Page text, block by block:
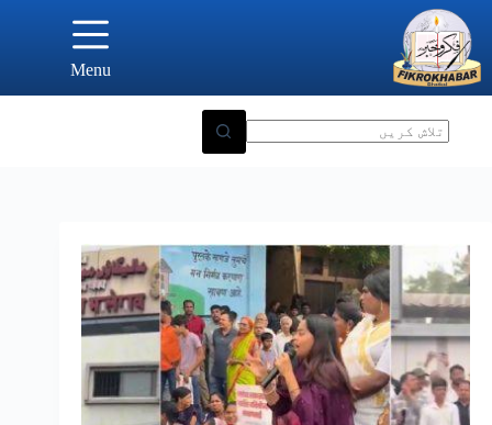
content
Menu